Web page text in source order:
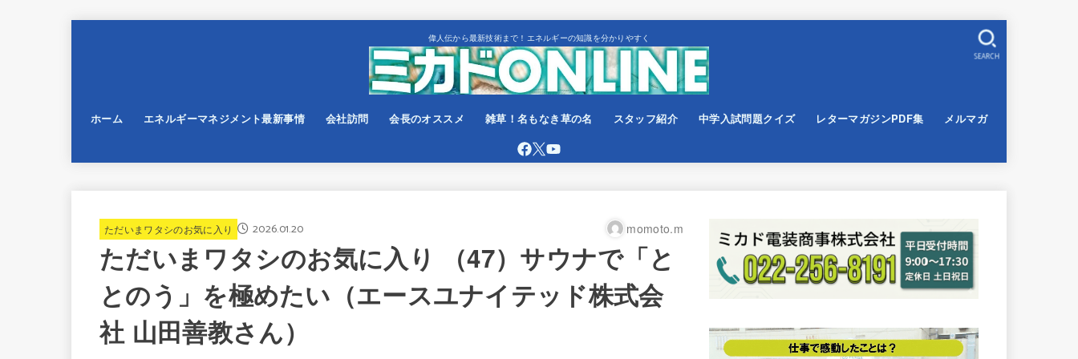
偉人伝から最新技術まで！エネルギーの知識を分かりやすく
ホーム エネルギーマネジメント最新事情 会社訪問 会長のオススメ 雑草！名もなき草の名 スタッフ紹介 中学入試問題クイズ レターマガジンPDF集 メルマガ
SEARCH
ただいまワタシのお気に入り 2026.01.20 momoto.m
ただいまワタシのお気に入り （47）サウナで「と
とのう」を極めたい（エースユナイテッド株式会
社 山田善教さん）